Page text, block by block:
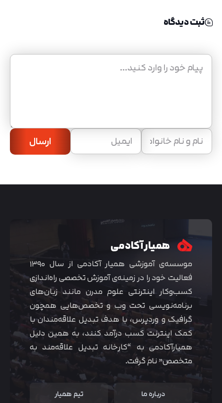
ثبت دیدگاه
ارسال
همیار آکادمی
موسسه‌ی آموزشی همیار آکادمی از سال ۱۳۹۰
فعالیت خود را در زمینه‌ی آموزش تخصصی راه‌اندازی
کسب‌و‌کار اینترنتی علوم مدرن مانند زبان‌های
برنامه‌نویسی تحت وب و تخصص‌هایی همچون
گرافیک و وردپرس، با هدف تبدیل علاقه‌مندان با
کمک اینترنت کسب درآمد کنند، به همین دلیل
همیارآکادمی به “کارخانه تبدیل علاقه‌مند به
متخصص” نام گرفت.
درباره ما تیم همیار